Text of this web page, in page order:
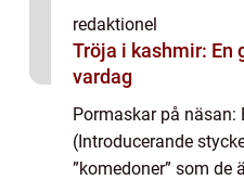
redaktionel
Tröja i kashmir:
vardag
Pormaskar på näsan:
(Introducerande
”komedoner” som de